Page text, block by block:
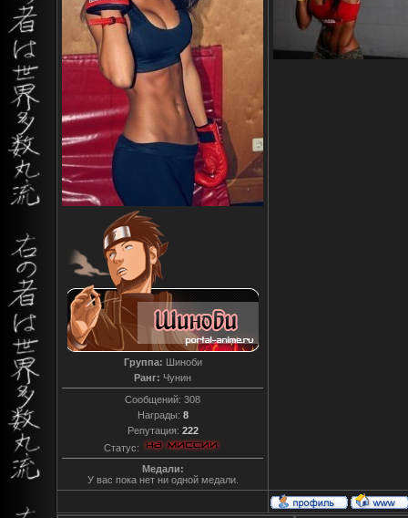
Группа: Шиноби
Ранг: Чунин
Сообщений: 308
Награды: 8
Репутация: 222
Статус:
Медали:
У вас пока нет ни одной медали.